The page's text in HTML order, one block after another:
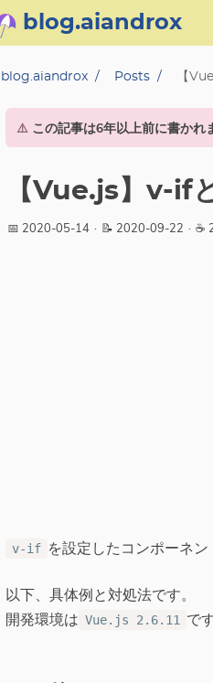
blog.aiandrox
About
Archive
Category
blog.aiandrox Posts 【
⚠️ この記事は6年以上前に書かれ
【Vue.js】v-if
📅 2020-05-14 · 📝 2020-09-22 · ☕
v-if を設定したコンポーネン
以下、具体例と対処法です。
開発環境は Vue.js 2.6.11 です